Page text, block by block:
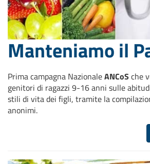
Manteniamo il
Prima campagna NazionaleANCoS che
genitori di ragazzi 9-16 anni sulle
stili di vita dei figli, tramite la
anonimi.